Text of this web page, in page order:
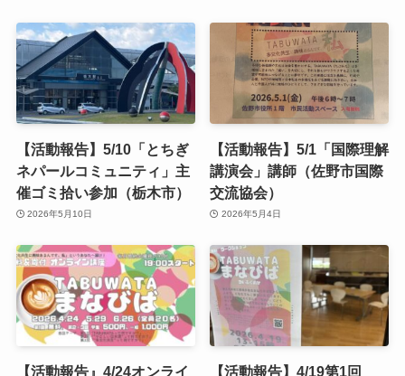
【活動報告】5/10「とちぎ
ネパールコミュニティ」主
催ゴミ拾い参加（栃木市）
2026年5月10日
【活動報告】5/1「国際理解
講演会」講師（佐野市国際
交流協会）
2026年5月4日
【活動報告』4/24オンライ 【活動報告】4/19第1回